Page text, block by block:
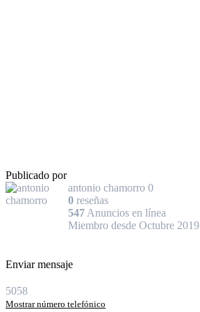
Publicado por
antonio chamorro 0
0 reseñas
547 Anuncios en línea
Miembro desde Octubre 2019
Enviar mensaje
5058
Mostrar número telefónico